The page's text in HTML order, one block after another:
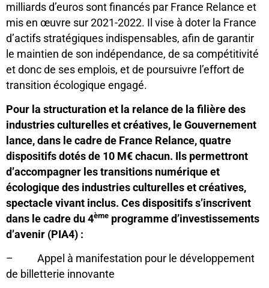
milliards d’euros sont financés par France Relance et
mis en œuvre sur 2021-2022. Il vise à doter la France
d’actifs stratégiques indispensables, afin de garantir
le maintien de son indépendance, de sa compétitivité
et donc de ses emplois, et de poursuivre l’effort de
transition écologique engagé.
Pour la structuration et la relance de la filière des
industries culturelles et créatives, le Gouvernement
lance, dans le cadre de France Relance, quatre
dispositifs dotés de 10 M€ chacun. Ils permettront
d’accompagner les transitions numérique et
écologique des industries culturelles et créatives,
spectacle vivant inclus. Ces dispositifs s’inscrivent
dans le cadre du 4ème programme d’investissements
d’avenir (PIA4) :
– Appel à manifestation pour le développement
de billetterie innovante